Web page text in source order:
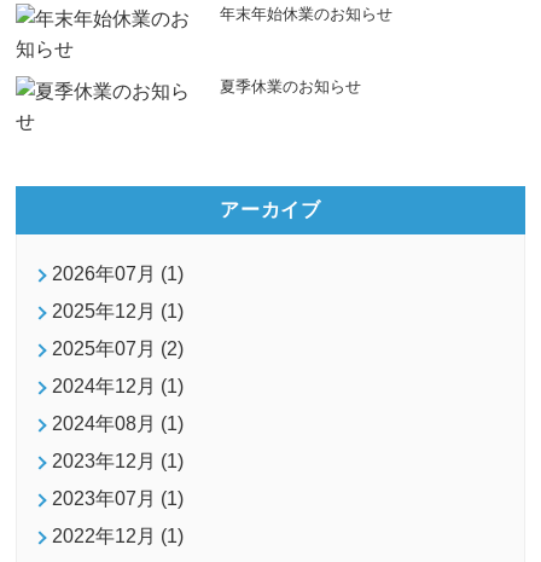
年末年始休業のお知らせ
夏季休業のお知らせ
アーカイブ
2026年07月 (1)
2025年12月 (1)
2025年07月 (2)
2024年12月 (1)
2024年08月 (1)
2023年12月 (1)
2023年07月 (1)
2022年12月 (1)